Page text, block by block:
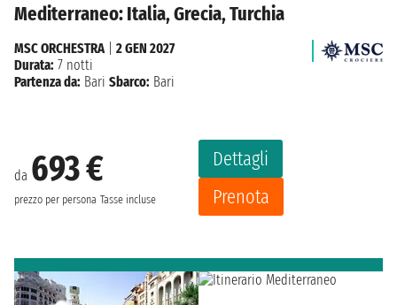
Mediterraneo: Italia, Grecia, Turchia
da 693 €
prezzo per persona Tasse incluse
Dettagli
Prenota
MSC ORCHESTRA
2 GEN 2027
Durata: 7 notti
Partenza da: Bari Sbarco: Bari